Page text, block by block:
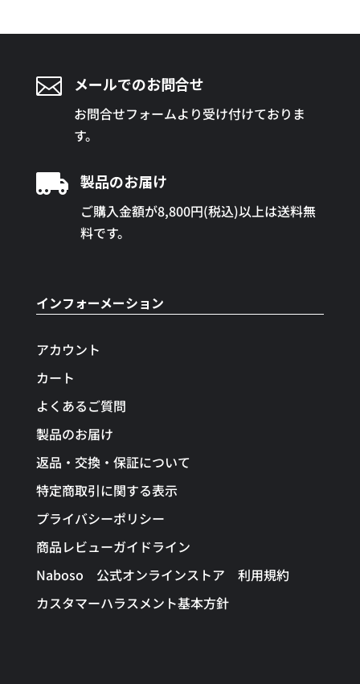
 メールでのお問合せ
お問合せフォームより受け付けておりま
す。
 製品のお届け
ご購入金額が8,800円(税込)以上は送料無
料です。
インフォーメーション
アカウント
カート
よくあるご質問
製品のお届け
返品・交換・保証について
特定商取引に関する表示
プライバシーポリシー
商品レビューガイドライン
Naboso 公式オンラインストア 利用規約
カスタマーハラスメント基本方針